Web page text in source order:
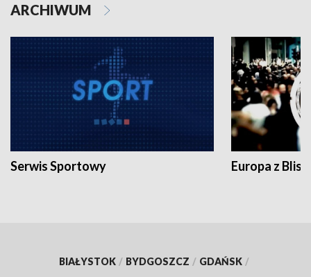
ARCHIWUM
Serwis Sportowy Europa z
BIAŁYSTOK / BYDGOSZCZ / GDAŃSK /